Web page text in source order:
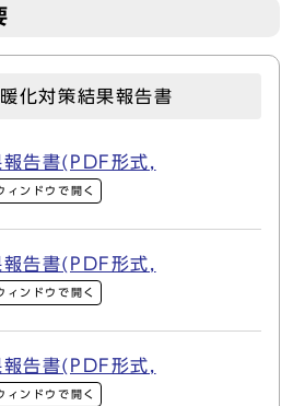
化対策結果報告書
告書(PDF形式,
ィンドウで開く
告書(PDF形式,
ィンドウで開く
告書(PDF形式,
ィンドウで開く